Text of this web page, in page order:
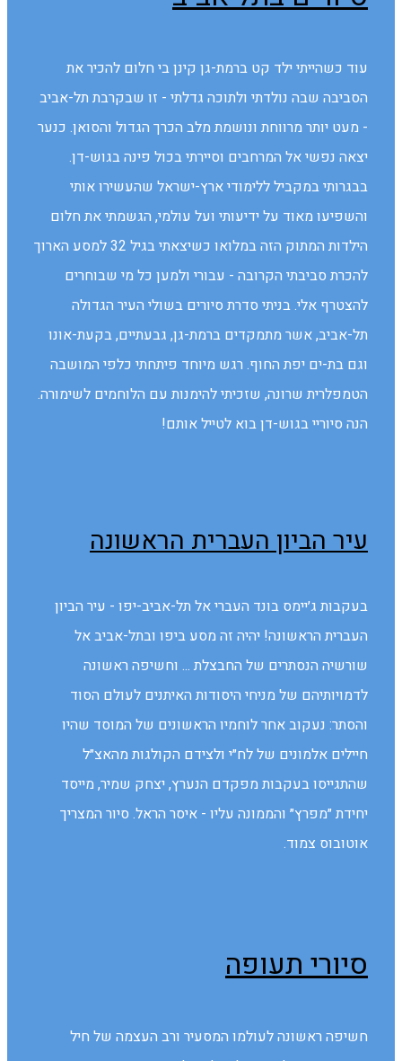
עוד כשהייתי ילד קט ברמת-גן קינן בי חלום להכיר את
הסביבה שבה נולדתי ולתוכה גדלתי - זו שבקרבת תל-אביב
- מעט יותר מרווחת ונושמת מלב הכרך הגדול והסואן. כנער
יצאה נפשי אל המרחבים וסיירתי בכול פינה בגוש-דן.
בבגרותי במקביל ללימודי ארץ-ישראל שהעשירו אותי
והשפיעו מאוד על ידיעותי ועל עולמי, הגשמתי את חלום
הילדות המתוק הזה במלואו כשיצאתי בגיל 32 למסע הארוך
להכרת סביבתי הקרובה - עבורי ולמען כל מי שבוחרים
להצטרף אלי. בניתי סדרת סיורים בשולי העיר הגדולה
תל-אביב, אשר מתמקדים ברמת-גן, גבעתיים, בקעת-אונו
וגם בת-ים יפת החוף. רגש מיוחד פיתחתי כלפי המושבה
הטמפלרית שרונה, שזכיתי להימנות עם הלוחמים לשימורה.
הנה סיוריי בגוש-דן בוא לטייל אותם!
עיר הביון העברית הראשונה
בעקבות ג׳יימס בונד העברי אל תל-אביב-יפו - עיר הביון
העברית הראשונה! יהיה זה מסע ביפו ובתל-אביב אל
שורשיה הנסתרים של החבצלת ... וחשיפה ראשונה
לדמויותיהם של מניחי היסודות האיתנים לעולם הסוד
והסתר: נעקוב אחר לוחמיו הראשונים של המוסד שהיו
חיילים אלמונים של לח״י ולצידם הקולגות מהאצ״ל
שהתגייסו בעקבות מפקדם הנערץ, יצחק שמיר, מייסד
יחידת ״מפרץ״ והממונה עליו - איסר הראל. סיור המצריך
אוטובוס צמוד.
סיורי תעופה
חשיפה ראשונה לעולמו המסעיר ורב העצמה של חיל